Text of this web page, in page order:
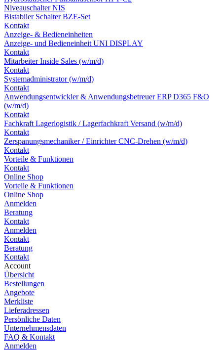
Niveauschalter NIS
Bistabiler Schalter BZE-Set
Kontakt
Anzeige- & Bedieneinheiten
Anzeige- und Bedieneinheit UNI DISPLAY
Kontakt
Mitarbeiter Inside Sales (w/m/d)
Kontakt
Systemadministrator (w/m/d)
Kontakt
Anwendungsentwickler & Anwendungsbetreuer ERP D365 F&O
(w/m/d)
Kontakt
Fachkraft Lagerlogistik / Lagerfachkraft Versand (w/m/d)
Kontakt
Zerspanungsmechaniker / Einrichter CNC-Drehen (w/m/d)
Kontakt
Vorteile & Funktionen
Kontakt
Online Shop
Vorteile & Funktionen
Online Shop
Anmelden
Beratung
Kontakt
Anmelden
Kontakt
Beratung
Kontakt
Account
Übersicht
Bestellungen
Angebote
Merkliste
Lieferadressen
Persönliche Daten
Unternehmensdaten
FAQ & Kontakt
Anmelden